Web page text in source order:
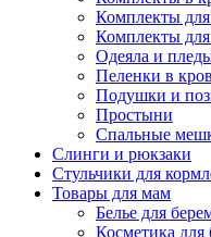
Комплекты
Комплекты
Одеяла и
Пеленки в
Подушки и
Простыни
Спальные
Слинги и рюкзаки
Стульчики для
Товары для мам
Белье для
Косметика